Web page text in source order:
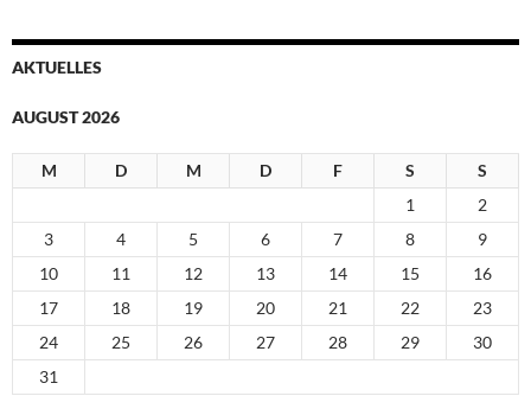
AKTUELLES
AUGUST 2026
M D M D F S
S
1
2
3
4 5 6 7 8
9
10
11 12 13 14 15
16
17
18 19 20 21 22
23
24
25 26 27 28 29
30
31